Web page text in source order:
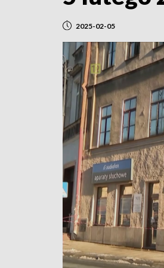
2025-02-05